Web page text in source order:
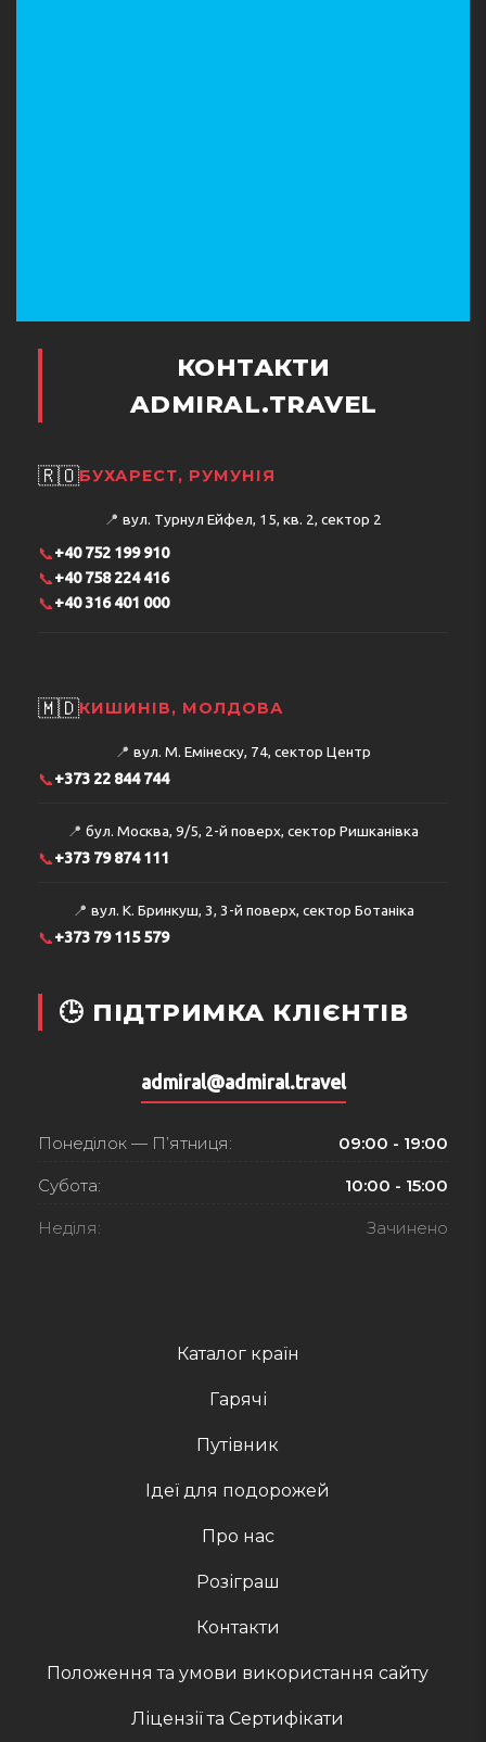
Каталог країн
Гарячі
Путівник
Ідеї для подорожей
Про нас
Розіграш
Контакти
Положення та умови використання сайту
Ліцензії та Сертифікати
КОНТАКТИ
ADMIRAL.TRAVEL
🇷🇴БУХАРЕСТ, РУМУНІЯ
📍 вул. Турнул Ейфел, 15, кв. 2, сектор 2
📞+40 752 199 910
📞+40 758 224 416
📞+40 316 401 000
🇲🇩КИШИНІВ, МОЛДОВА
📍 вул. М. Емінеску, 74, сектор Центр
📞+373 22 844 744
📍 бул. Москва, 9/5, 2-й поверх, сектор Ришканівка
📞+373 79 874 111
📍 вул. К. Бринкуш, 3, 3-й поверх, сектор Ботаніка
📞+373 79 115 579
🕒 ПІДТРИМКА КЛІЄНТІВ
admiral@admiral.travel
Понеділок — П’ятниця: 09:00 - 19:00
Субота: 10:00 - 15:00
Неділя: Зачинено